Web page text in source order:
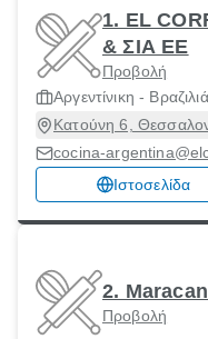
1. EL
& ΣΙΑ ΕΕ
Προβολή
Αργεντίνικη -
Κατούνη 6,
cocina-
Ιστοσελίδα
2.
Προβολή